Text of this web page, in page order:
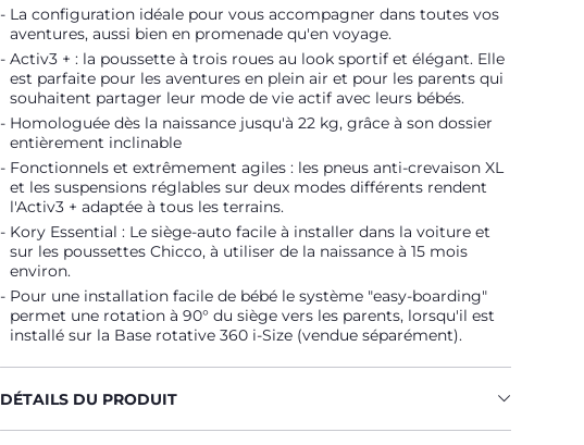
La configuration idéale pour vous accompagner dans toutes vos
aventures, aussi bien en promenade qu'en voyage.
Activ3 + : la poussette à trois roues au look sportif et élégant. Elle
est parfaite pour les aventures en plein air et pour les parents qui
souhaitent partager leur mode de vie actif avec leurs bébés.
Homologuée dès la naissance jusqu'à 22 kg, grâce à son dossier
entièrement inclinable
Fonctionnels et extrêmement agiles : les pneus anti-crevaison XL
et les suspensions réglables sur deux modes différents rendent
l'Activ3 + adaptée à tous les terrains.
Kory Essential : Le siège-auto facile à installer dans la voiture et
sur les poussettes Chicco, à utiliser de la naissance à 15 mois
environ.
Pour une installation facile de bébé le système "easy-boarding"
permet une rotation à 90° du siège vers les parents, lorsqu'il est
installé sur la Base rotative 360 i-Size (vendue séparément).
DÉTAILS DU PRODUIT